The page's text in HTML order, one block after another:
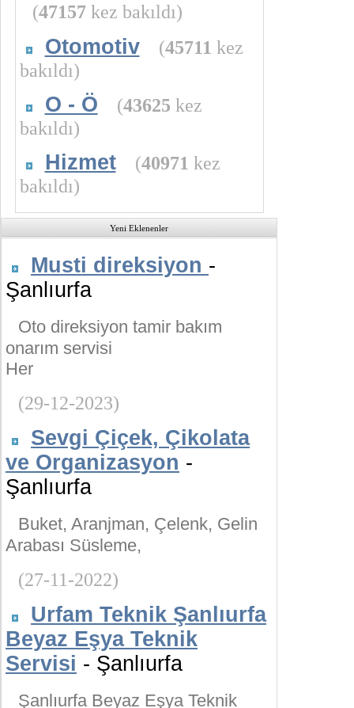
(47157kez bakıldı)
Otomotiv (45711 kez
bakıldı)
O - Ö (43625 kez
bakıldı)
Hizmet (40971 kez
bakıldı)
Yeni Eklenenler
Musti direksiyon -
Şanlıurfa
Oto direksiyon tamir bakım
onarım servisi
Her
(29-12-2023)
Sevgi Çiçek, Çikolata
ve Organizasyon -
Şanlıurfa
Buket, Aranjman, Çelenk, Gelin
Arabası Süsleme,
(27-11-2022)
Urfam Teknik Şanlıurfa
Beyaz Eşya Teknik
Servisi - Şanlıurfa
Şanlıurfa Beyaz Eşya Teknik